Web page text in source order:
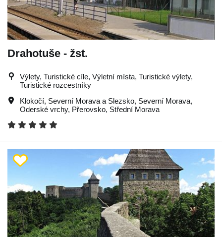
Drahotuše - žst.
Výlety, Turistické cíle, Výletní místa, Turistické výlety,
Turistické rozcestníky
Klokočí, Severní Morava a Slezsko, Severní Morava,
Oderské vrchy, Přerovsko, Střední Morava